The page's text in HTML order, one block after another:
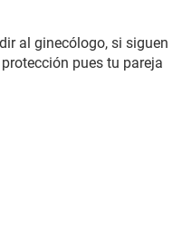
al ginecólogo, si siguen
pues tu pareja